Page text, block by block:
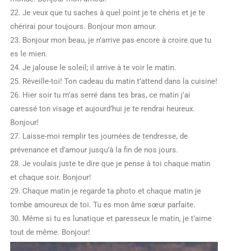
22. Je veux que tu saches à quel point je te chéris et je te
chérirai pour toujours. Bonjour mon amour.
23. Bonjour mon beau, je n’arrive pas encore à croire que tu
es le mien.
24. Je jalouse le soleil; il arrive à te voir le matin.
25. Réveille-toi! Ton cadeau du matin t’attend dans la cuisine!
26. Hier soir tu m’as serré dans tes bras, ce matin j’ai
caressé ton visage et aujourd’hui je te rendrai heureux.
Bonjour!
27. Laisse-moi remplir tes journées de tendresse, de
prévenance et d’amour jusqu’à la fin de nos jours.
28. Je voulais juste te dire que je pense à toi chaque matin
et chaque soir. Bonjour!
29. Chaque matin je regarde ta photo et chaque matin je
tombe amoureux de toi. Tu es mon âme sœur parfaite.
30. Même si tu es lunatique et paresseux le matin, je t’aime
tout de même. Bonjour!